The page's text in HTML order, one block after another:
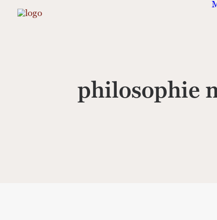
philosophie